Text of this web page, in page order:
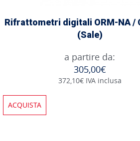
Rifrattometri digitali ORM-NA /
(Sale)
a partire da:
305,00€
372,10€ IVA inclusa
ACQUISTA